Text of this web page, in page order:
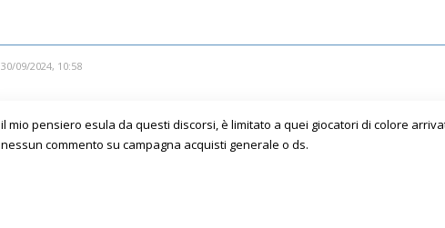
30/09/2024, 10:58
il mio pensiero esula da questi discorsi, è limitato a quei giocatori di colore
nessun commento su campagna acquisti generale o ds.